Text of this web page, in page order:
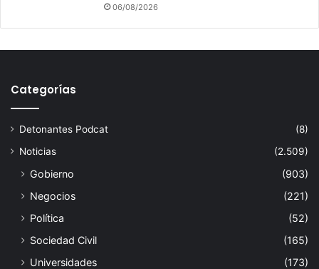
06/08/2026
Categorías
Detonantes Podcat
(8)
Noticias
(2.509)
Gobierno
(903)
Negocios
(221)
Política
(52)
Sociedad Civil
(165)
Universidades
(173)